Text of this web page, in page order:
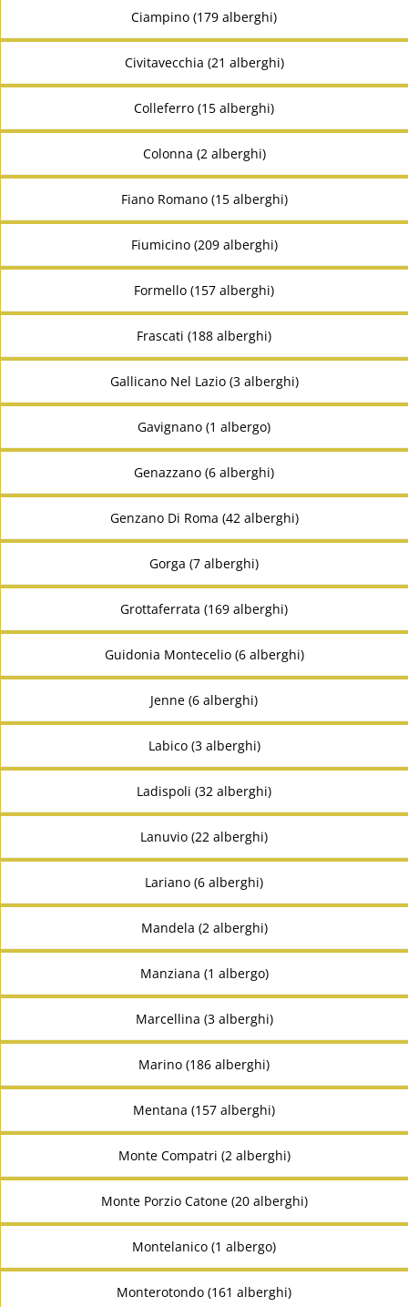
Ciampino (179 alberghi)
Civitavecchia (21 alberghi)
Colleferro (15 alberghi)
Colonna (2 alberghi)
Fiano Romano (15 alberghi)
Fiumicino (209 alberghi)
Formello (157 alberghi)
Frascati (188 alberghi)
Gallicano Nel Lazio (3 alberghi)
Gavignano (1 albergo)
Genazzano (6 alberghi)
Genzano Di Roma (42 alberghi)
Gorga (7 alberghi)
Grottaferrata (169 alberghi)
Guidonia Montecelio (6 alberghi)
Jenne (6 alberghi)
Labico (3 alberghi)
Ladispoli (32 alberghi)
Lanuvio (22 alberghi)
Lariano (6 alberghi)
Mandela (2 alberghi)
Manziana (1 albergo)
Marcellina (3 alberghi)
Marino (186 alberghi)
Mentana (157 alberghi)
Monte Compatri (2 alberghi)
Monte Porzio Catone (20 alberghi)
Montelanico (1 albergo)
Monterotondo (161 alberghi)